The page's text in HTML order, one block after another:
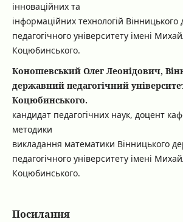
інноваційних та
інформаційних технологій
педагогічного університету імені
Коцюбинського.
Коношевський Олег Леонідович,
державний педагогічний
Коцюбинського.
кандидат педагогічних наук, доцент
методики
викладання математики Вінницького
педагогічного університету імені
Коцюбинського.
Посилання